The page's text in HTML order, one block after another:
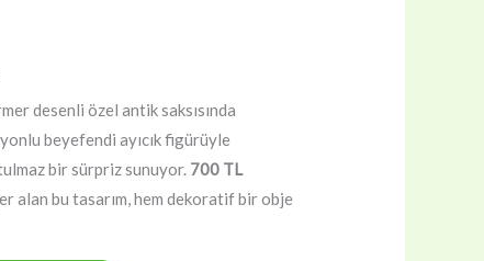
desenli özel antik saksısında
beyefendi ayıcık figürüyle
bir sürpriz sunuyor. 700 TL
alan bu tasarım, hem dekoratif bir obje